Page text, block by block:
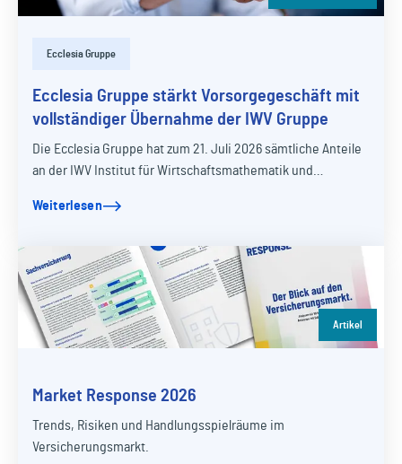
Ecclesia Gruppe
Ecclesia Gruppe stärkt Vorsorgegeschäft mit
vollständiger Übernahme der IWV Gruppe
Die Ecclesia Gruppe hat zum 21. Juli 2026 sämtliche Anteile
an der IWV Institut für Wirtschaftsmathematik und
Weiterlesen
Artikel
Market Response 2026
Trends, Risiken und Handlungsspielräume im
Versicherungsmarkt.